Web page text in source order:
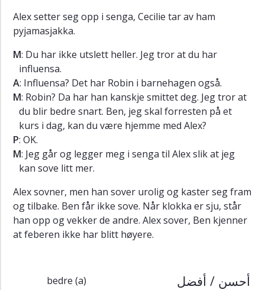
Alex setter seg opp i senga, Cecilie tar av ham
pyjamasjakka.
M: Du har ikke utslett heller. Jeg tror at du har
influensa.
A: Influensa? Det har Robin i barnehagen også.
M: Robin? Da har han kanskje smittet deg. Jeg tror at
du blir bedre snart. Ben, jeg skal forresten på et
kurs i dag, kan du være hjemme med Alex?
P: OK.
M: Jeg går og legger meg i senga til Alex slik at jeg
kan sove litt mer.
Alex sovner, men han sover urolig og kaster seg fram
og tilbake. Ben får ikke sove. Når klokka er sju, står
han opp og vekker de andre. Alex sover, Ben kjenner
at feberen ikke har blitt høyere.
bedre (a) أحسن / أفضل